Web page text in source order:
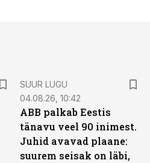
SUUR LUGU
04.08.26, 10:42
ABB palkab Eestis
tänavu veel 90 inimest.
Juhid avavad plaane:
suurem seisak on läbi,